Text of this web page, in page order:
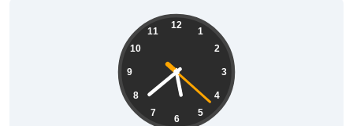
12
1
2
3
4
5
6
7
8
9
10
11